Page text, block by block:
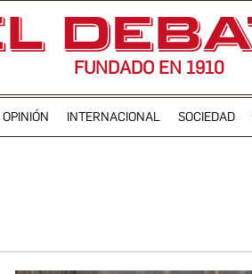
FUNDADO EN 1910
OPINIÓN INTERNACIONAL SOCIEDAD